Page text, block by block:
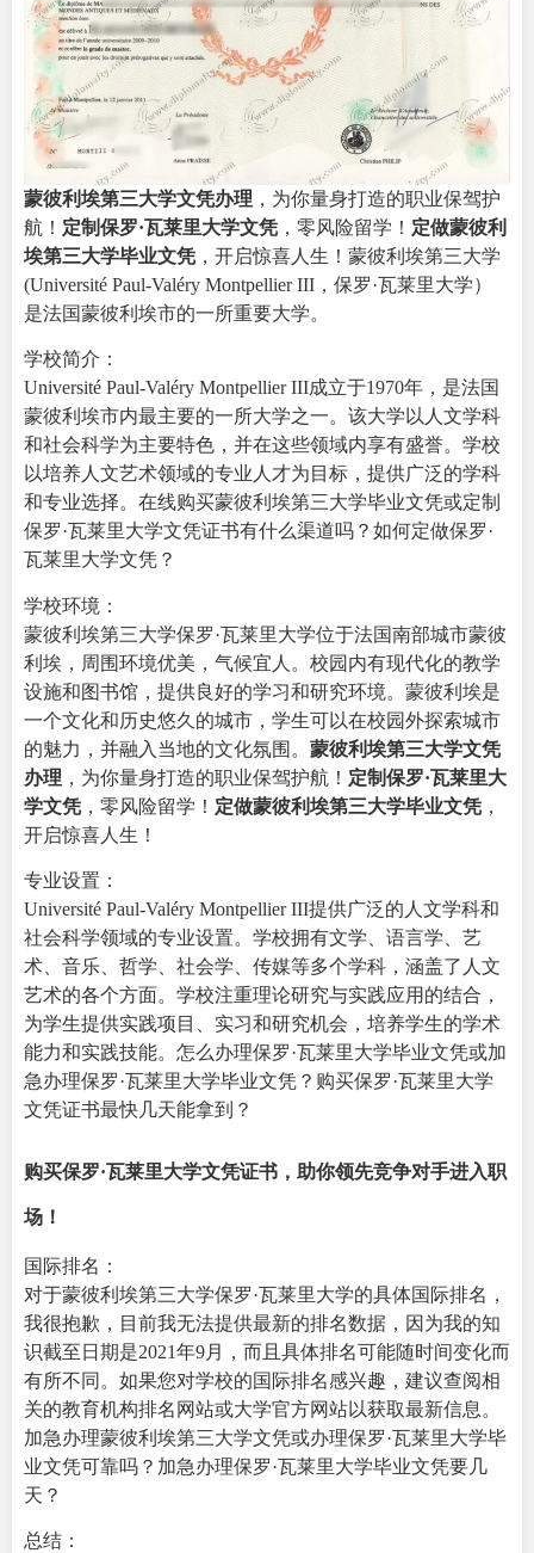
蒙彼利埃第三大学文凭办理 ，为你量身打造的职业保驾护
航！ 定制保罗·瓦莱里大学文凭 ，零风险留学！ 定做蒙彼利
埃第三大学毕业文凭 ，开启惊喜人生！蒙彼利埃第三大学
(Université Paul-Valéry Montpellier III，保罗·瓦莱里大学）
是法国蒙彼利埃市的一所重要大学。
学校简介：
Université Paul-Valéry Montpellier III成立于1970年，是法国
蒙彼利埃市内最主要的一所大学之一。该大学以人文学科
和社会科学为主要特色，并在这些领域内享有盛誉。学校
以培养人文艺术领域的专业人才为目标，提供广泛的学科
和专业选择。在线购买蒙彼利埃第三大学毕业文凭或定制
保罗·瓦莱里大学文凭证书有什么渠道吗？如何定做保罗·
瓦莱里大学文凭？
学校环境：
蒙彼利埃第三大学保罗·瓦莱里大学位于法国南部城市蒙彼
利埃，周围环境优美，气候宜人。校园内有现代化的教学
设施和图书馆，提供良好的学习和研究环境。蒙彼利埃是
一个文化和历史悠久的城市，学生可以在校园外探索城市
的魅力，并融入当地的文化氛围。 蒙彼利埃第三大学文凭
办理 ，为你量身打造的职业保驾护航！ 定制保罗·瓦莱里大
学文凭 ，零风险留学！ 定做蒙彼利埃第三大学毕业文凭 ，
开启惊喜人生！
专业设置：
Université Paul-Valéry Montpellier III提供广泛的人文学科和
社会科学领域的专业设置。学校拥有文学、语言学、艺
术、音乐、哲学、社会学、传媒等多个学科，涵盖了人文
艺术的各个方面。学校注重理论研究与实践应用的结合，
为学生提供实践项目、实习和研究机会，培养学生的学术
能力和实践技能。怎么办理保罗·瓦莱里大学毕业文凭或加
急办理保罗·瓦莱里大学毕业文凭？购买保罗·瓦莱里大学
文凭证书最快几天能拿到？
购买保罗·瓦莱里大学文凭证书，助你领先竞争对手进入职
场！
国际排名：
对于蒙彼利埃第三大学保罗·瓦莱里大学的具体国际排名，
我很抱歉，目前我无法提供最新的排名数据，因为我的知
识截至日期是2021年9月，而且具体排名可能随时间变化而
有所不同。如果您对学校的国际排名感兴趣，建议查阅相
关的教育机构排名网站或大学官方网站以获取最新信息。
加急办理蒙彼利埃第三大学文凭或办理保罗·瓦莱里大学毕
业文凭可靠吗？加急办理保罗·瓦莱里大学毕业文凭要几
天？
总结：